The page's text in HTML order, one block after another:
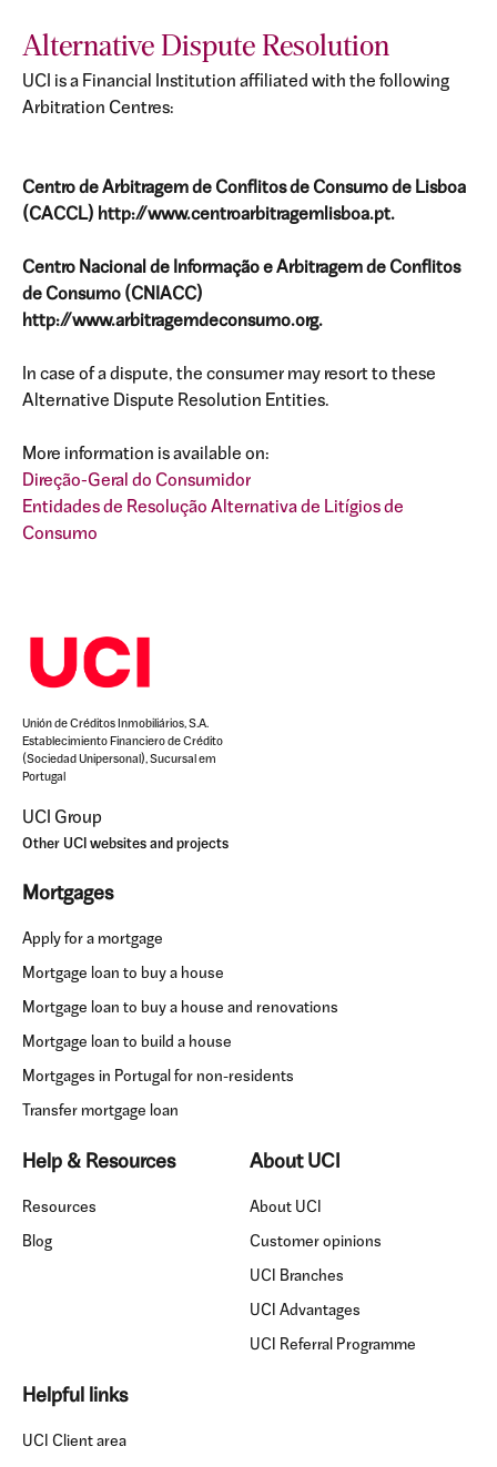
Alternative Dispute Resolution
UCI is a Financial Institution affiliated with the following
Arbitration Centres:
Centro de Arbitragem de Conflitos de Consumo de Lisboa
(CACCL) http://www.centroarbitragemlisboa.pt.
Centro Nacional de Informação e Arbitragem de Conflitos
de Consumo (CNIACC)
http://www.arbitragemdeconsumo.org.
In case of a dispute, the consumer may resort to these
Alternative Dispute Resolution Entities.
More information is available on:
Direção-Geral do Consumidor
Entidades de Resolução Alternativa de Litígios de
Consumo
Unión de Créditos Inmobiliários, S.A.
Establecimiento Financiero de Crédito
(Sociedad Unipersonal), Sucursal em
Portugal
UCI Group
Other UCI websites and projects
Mortgages
Apply for a mortgage
Mortgage loan to buy a house
Mortgage loan to buy a house and renovations
Mortgage loan to build a house
Mortgages in Portugal for non-residents
Transfer mortgage loan
Help & Resources
Resources
Blog
About UCI
About UCI
Customer opinions
UCI Branches
UCI Advantages
UCI Referral Programme
Helpful links
UCI Client area